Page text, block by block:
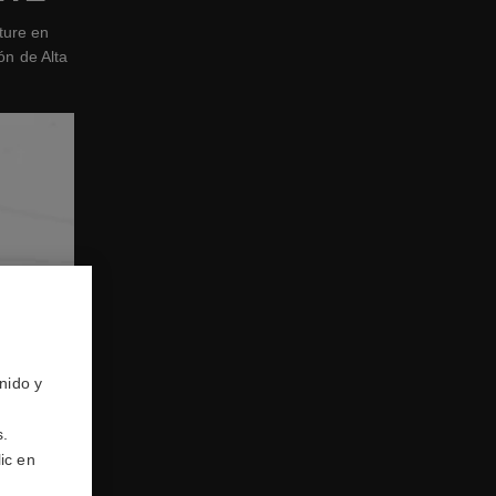
en
de Alta
y
en